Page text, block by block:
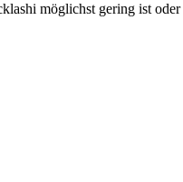
möglichst gering ist